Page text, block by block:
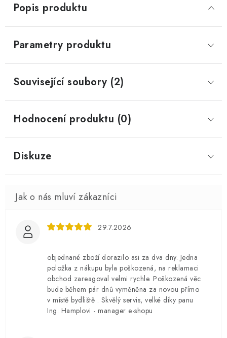
Popis produktu
Parametry produktu
Související soubory (2)
Hodnocení produktu (0)
Diskuze
29.7.2026
objednané zboží dorazilo asi za dva dny. Jedna
položka z nákupu byla poškozená, na reklamaci
obchod zareagoval velmi rychle. Poškozená věc
bude během pár dnů vyměněna za novou přímo
v místě bydliště . Skvělý servis, velké díky panu
Ing. Hamplovi - manager e-shopu